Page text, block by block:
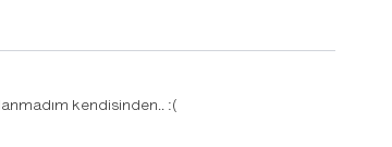
kendisinden.. :(